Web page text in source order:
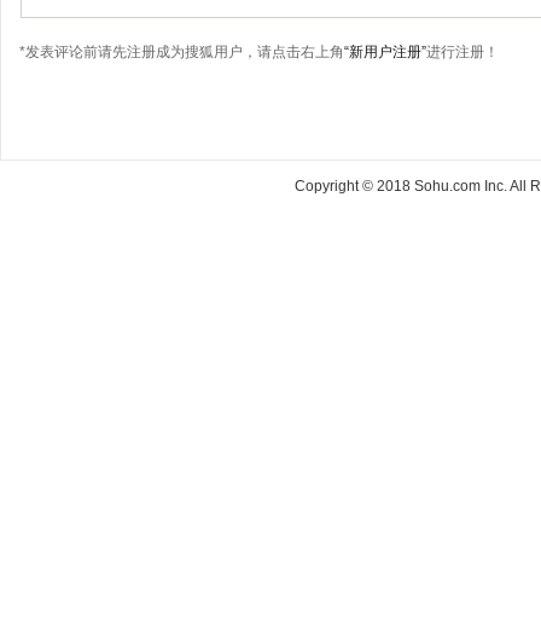
*发表评论前请先注册成为搜狐用户，请点击右上角“新用户注册”进行注册！
Copyright © 2018 Sohu.com Inc. All